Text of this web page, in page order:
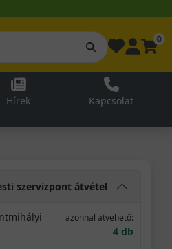
0
Hírek Kapcsolat
szervizpont átvétel
azonnal átvehető:
4 db